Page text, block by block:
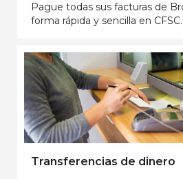
Pague todas sus facturas de
forma rápida y sencilla en CFSC.
Transferencias de dinero